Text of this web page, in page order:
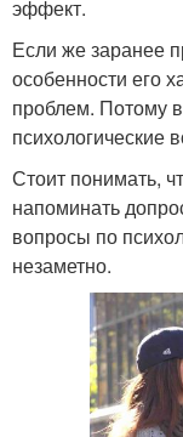
эффект.
Если же заранее
особенности его
проблем. Потому
психологические
Стоит понимать,
напоминать
вопросы по
незаметно.